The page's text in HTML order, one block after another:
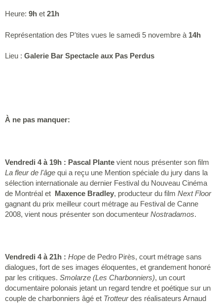
Heure: 9h et 21h
Représentation des P'tites vues le samedi 5 novembre à 14h
Lieu : Galerie Bar Spectacle aux Pas Perdus
À ne pas manquer:
Vendredi 4 à 19h : Pascal Plante vient nous présenter son film
La fleur de l'âge qui a reçu une Mention spéciale du jury dans la
sélection internationale au dernier Festival du Nouveau Cinéma
de Montréal et Maxence Bradley, producteur du film Next Floor
gagnant du prix meilleur court métrage au Festival de Canne
2008, vient nous présenter son documenteur Nostradamos.
Vendredi 4 à 21h : Hope de Pedro Pirès, court métrage sans
dialogues, fort de ses images éloquentes, et grandement honoré
par les critiques. Smolarze (Les Charbonniers), un court
documentaire polonais jetant un regard tendre et poétique sur un
couple de charbonniers âgé et Trotteurdes réalisateurs Arnaud